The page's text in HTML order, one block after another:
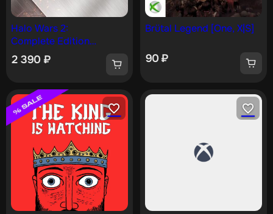
Halo Wars 2:
Complete Edition
[One, X|S]
2 390 ₽
Brütal Legend [One, X|S]
90₽